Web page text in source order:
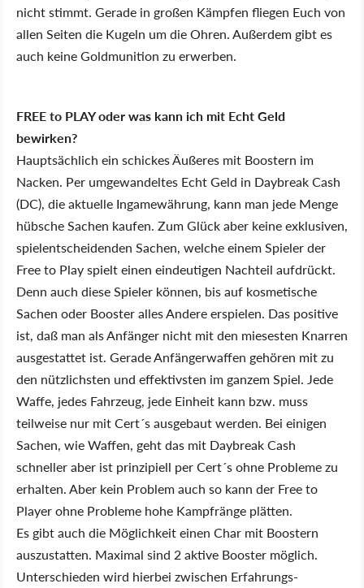
nicht stimmt. Gerade in großen Kämpfen fliegen Euch von
allen Seiten die Kugeln um die Ohren. Außerdem gibt es
auch keine Goldmunition zu erwerben.
FREE to PLAY oder was kann ich mit Echt Geld
bewirken?
Hauptsächlich ein schickes Äußeres mit Boostern im
Nacken. Per umgewandeltes Echt Geld in Daybreak Cash
(DC), die aktuelle Ingamewährung, kann man jede Menge
hübsche Sachen kaufen. Zum Glück aber keine exklusiven,
spielentscheidenden Sachen, welche einem Spieler der
Free to Play spielt einen eindeutigen Nachteil aufdrückt.
Denn auch diese Spieler können, bis auf kosmetische
Sachen oder Booster alles Andere erspielen. Das positive
ist, daß man als Anfänger nicht mit den miesesten Knarren
ausgestattet ist. Gerade Anfängerwaffen gehören mit zu
den nützlichsten und effektivsten im ganzem Spiel. Jede
Waffe, jedes Fahrzeug, jede Einheit kann bzw. muss
teilweise nur mit Cert´s ausgebaut werden. Bei einigen
Sachen, wie Waffen, geht das mit Daybreak Cash
schneller aber ist prinzipiell per Cert´s ohne Probleme zu
erhalten. Aber kein Problem auch so kann der Free to
Player ohne Probleme hohe Kampfränge plätten.
Es gibt auch die Möglichkeit einen Char mit Boostern
auszustatten. Maximal sind 2 aktive Booster möglich.
Unterschieden wird hierbei zwischen Erfahrungs-